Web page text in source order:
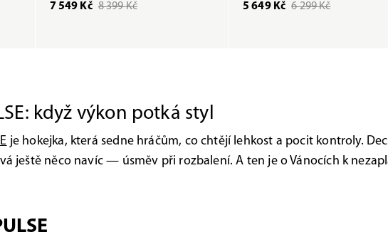
7 549 Kč 8 399 Kč
5 649 Kč 6 299 Kč
když výkon potká styl
je hokejka, která sedne hráčům, co chtějí lehkost a pocit kontroly.
ještě něco navíc — úsměv při rozbalení. A ten je o Vánocích k